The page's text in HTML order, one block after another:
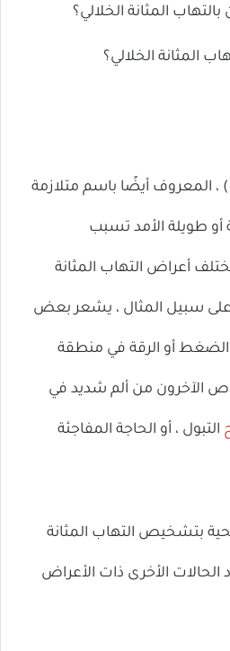
المثانة الخلالي؟
المثانة الخلالي؟
التهاب المثانة الخلالي (IC) ، المعروف أيضًا باسم متلازمة
أو طويلة الأمد تسبب
أعراض التهاب المثانة
سبيل المثال ، يشعر بعض
الضغط أو الرقة في منطقة
الآخرون من ألم شديد في
التبول ، أو الحاجة المفاجئة
بتشخيص التهاب المثانة
الأخرى ذات الأعراض